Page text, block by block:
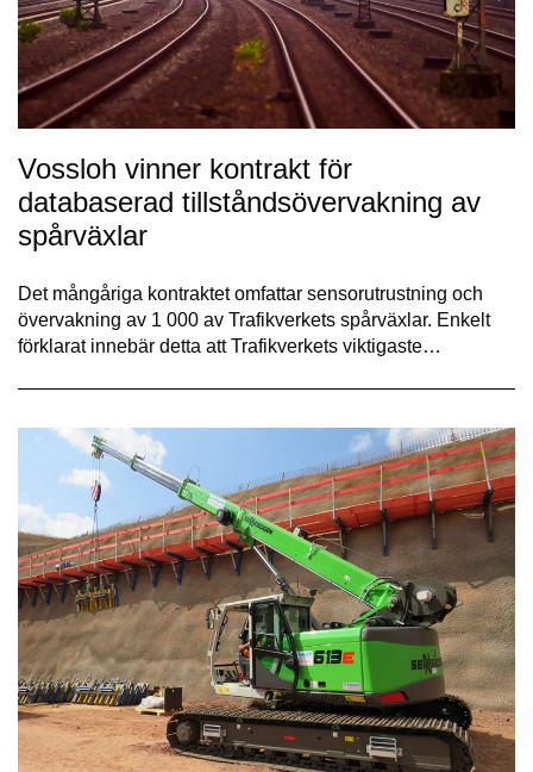
Vossloh vinner kontrakt för
databaserad tillståndsövervakning av
spårväxlar
Det mångåriga kontraktet omfattar sensorutrustning och
övervakning av 1 000 av Trafikverkets spårväxlar. Enkelt
förklarat innebär detta att Trafikverkets viktigaste…